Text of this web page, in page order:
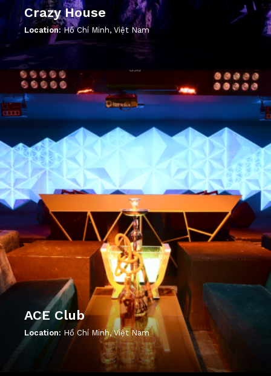
Crazy House
Location: Hồ Chí Minh, Việt Nam
ACE Club
Location: Hồ Chí Minh, Việt Nam